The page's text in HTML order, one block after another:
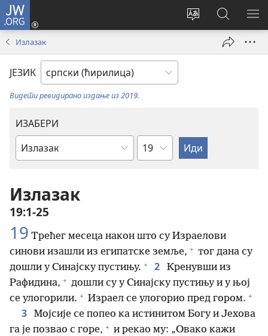
JW.ORG
Промени
Пријава
(отвара
Претрага
сајта
JW.ORG
Излазак
ЈЕЗИК
Видети ревидирано издање из 2019.
ИЗАБЕРИ
Библијска
Поглавље
Излазак
19:1-25
19 Трећег месеца након што су Израелови
синови изашли из египатске земље, + тог дана су
дошли у Синајску пустињу. + 2
Кренувши из
Рафидина, + дошли су у Синајску пустињу и у њој
се улогорили. + Израел се улогорио пред гором. +
3
Мојсије се попео ка истинитом Богу и Јехова
га је позвао с горе, + и рекао му: „Овако кажи